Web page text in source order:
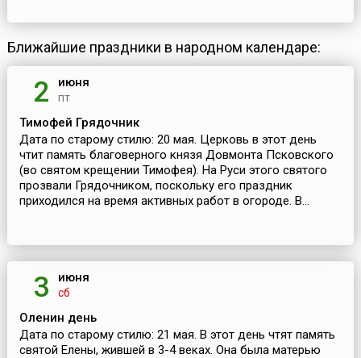
Ближайшие праздники в народном календаре:
2 июня
пт
Тимофей Грядочник
Дата по старому стилю: 20 мая. Церковь в этот день
чтит память благоверного князя Довмонта Псковского
(во святом крещении Тимофея). На Руси этого святого
прозвали Грядочником, поскольку его праздник
приходился на время активных работ в огороде. В...
3 июня
сб
Оленин день
Дата по старому стилю: 21 мая. В этот день чтят память
святой Елены, жившей в 3-4 веках. Она была матерью